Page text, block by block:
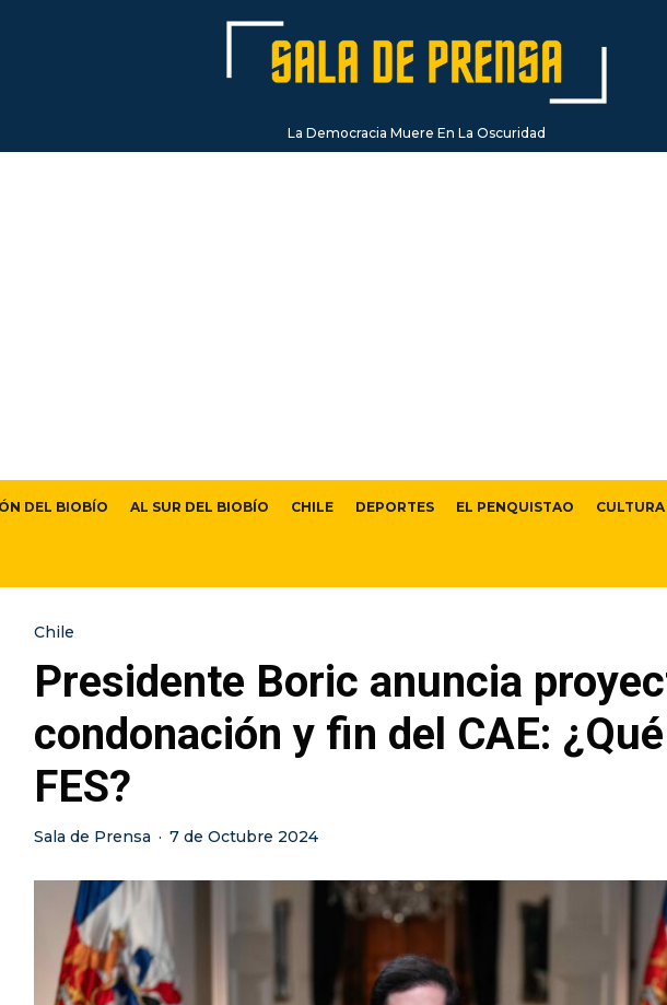
La Democracia Muere En La Oscuridad
DEL BIOBÍO AL SUR DEL BIOBÍO CHILE DEPORTES EL PENQUISTAO CULTURA
Chile
Presidente Boric anuncia
condonación y fin del CAE:
FES?
Sala de Prensa · 7 de Octubre 2024